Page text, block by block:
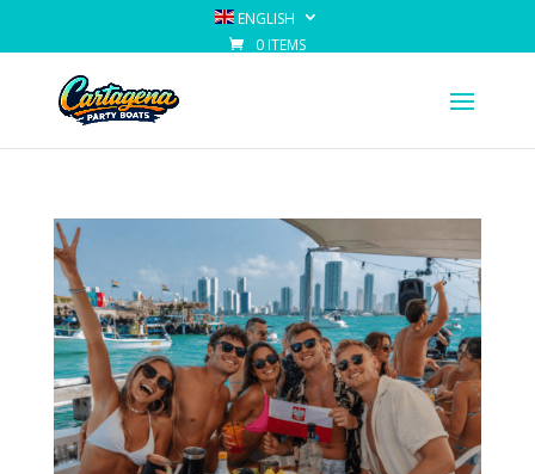
ENGLISH
0 ITEMS